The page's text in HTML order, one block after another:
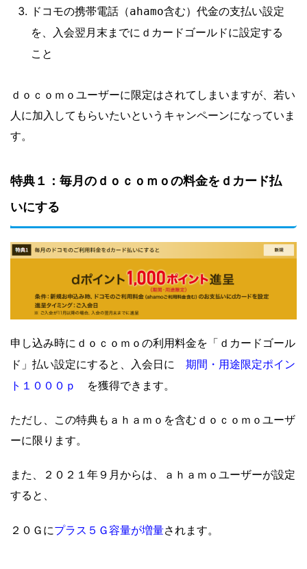
ドコモの携帯電話（ahamo含む）代金の支払い設定
を、入会翌月末までにｄカードゴールドに設定する
こと
ｄｏｃｏｍｏユーザーに限定はされてしまいますが、若い
人に加入してもらいたいというキャンペーンになっていま
す。
特典１：毎月のｄｏｃｏｍｏの料金をｄカード払
いにする
申し込み時にｄｏｃｏｍｏの利用料金を「ｄカードゴール
ド」払い設定にすると、入会日に 期間・用途限定ポイン
ト１０００ｐ
を獲得できます。
ただし、この特典もａｈａｍｏを含むｄｏｃｏｍｏユーザ
ーに限ります。
また、２０２１年９月からは、ａｈａｍｏユーザーが設定
すると、
２０Ｇにプラス５Ｇ容量が増量されます。